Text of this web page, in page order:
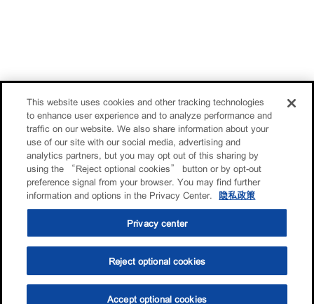
This website uses cookies and other tracking technologies
to enhance user experience and to analyze performance and
traffic on our website. We also share information about your
use of our site with our social media, advertising and
analytics partners, but you may opt out of this sharing by
using the “Reject optional cookies” button or by opt-out
preference signal from your browser. You may find further
information and options in the Privacy Center.
隐私政策
Privacy center
Reject optional cookies
Accept optional cookies